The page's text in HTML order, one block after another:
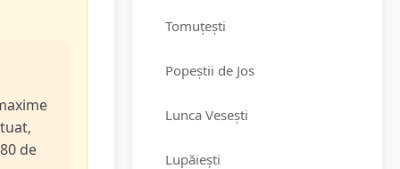
de
Tomuțești
Popeștii de Jos
Lunca Vesești
Lupăiești